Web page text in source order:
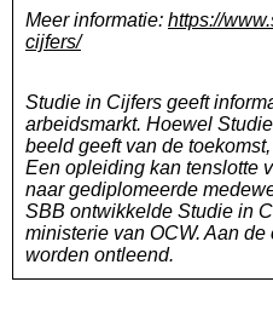
Meer informatie: https://
cijfers/
Studie in Cijfers geeft
arbeidsmarkt. Hoewel
beeld geeft van de
Een opleiding kan tenslotte
naar gediplomeerde
SBB ontwikkelde Studie in
ministerie van OCW. Aan
worden ontleend.